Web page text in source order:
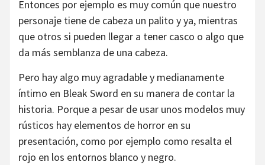
Entonces por ejemplo es muy común que nuestro
personaje tiene de cabeza un palito y ya, mientras
que otros si pueden llegar a tener casco o algo que
da más semblanza de una cabeza.
Pero hay algo muy agradable y medianamente
íntimo en Bleak Sword en su manera de contar la
historia. Porque a pesar de usar unos modelos muy
rústicos hay elementos de horror en su
presentación, como por ejemplo como resalta el
rojo en los entornos blanco y negro.